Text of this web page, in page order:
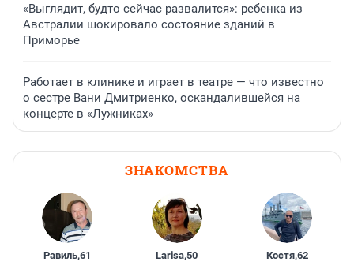
«Выглядит, будто сейчас развалится»: ребенка из
Австралии шокировало состояние зданий в
Приморье
Работает в клинике и играет в театре — что известно
о сестре Вани Дмитриенко, оскандалившейся на
концерте в «Лужниках»
ЗНАКОМСТВА
Равиль,61 Larisa,50 Костя,62